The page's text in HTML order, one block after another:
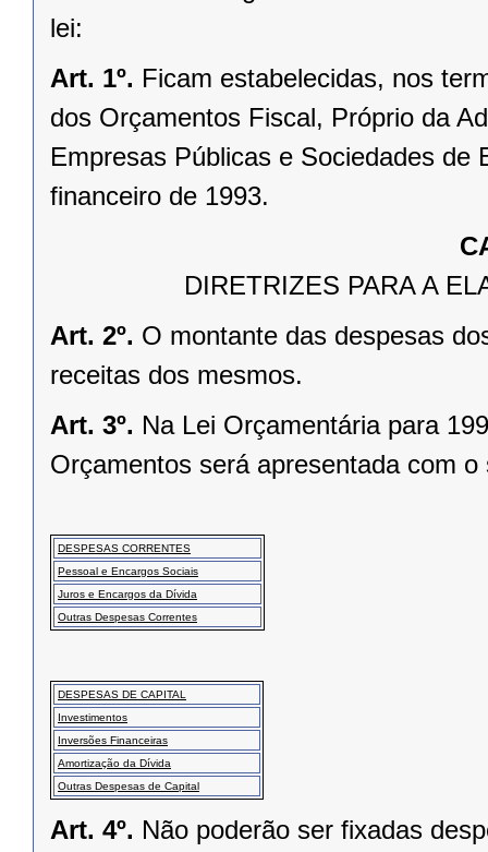
lei:
Art. 1º. Ficam estabelecidas, nos
dos Orçamentos Fiscal, Próprio da
Empresas Públicas e Sociedades
financeiro de 1993.
DIRETRIZES PARA A
Art. 2º. O montante das despesas
receitas dos mesmos.
Art. 3º. Na Lei Orçamentária para
Orçamentos será apresentada com
DESPESAS CORRENTES
Pessoal e Encargos Sociais
Juros e Encargos da Dívida
Outras Despesas Correntes
DESPESAS DE CAPITAL
Investimentos
Inversões Financeiras
Amortização da Dívida
Outras Despesas de Capital
Art. 4º. Não poderão ser fixadas